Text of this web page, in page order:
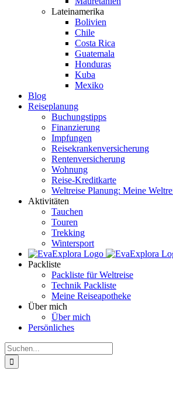
Lateinamerika
Bolivien
Chile
Costa Rica
Guatemala
Honduras
Kuba
Mexiko
Blog
Reiseplanung
Buchungstipps
Finanzierung
Impfungen
Reisekrankenversicherung
Rentenversicherung
Wohnung
Reise-Kreditkarte
Weltreise Planung: Meine
Aktivitäten
Tauchen
Touren
Trekking
Wintersport
Packliste
Packliste für Weltreise
Technik Packliste
Meine Reiseapotheke
Über mich
Über mich
Persönliches
Suche
nach: